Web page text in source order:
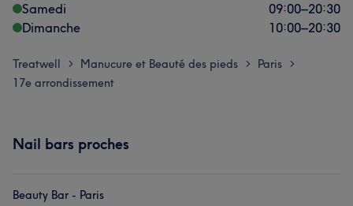
Samedi
09:00–20:30
Dimanche
10:00–20:30
Treatwell > Manucure et Beauté des pieds > Paris >
17e arrondissement
Nail bars proches
Beauty Bar - Paris